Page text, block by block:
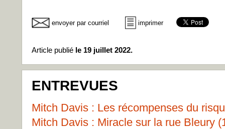
envoyer par courriel imprimer
Article publié le 19 juillet 2022.
ENTREVUES
Mitch Davis : Les récompenses du
Mitch Davis : Miracle sur la rue Bleury